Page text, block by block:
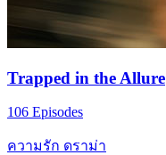
Trapped in the Allure
106 Episodes
ความรัก ดราม่า